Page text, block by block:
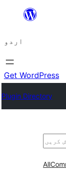
چھوڑیں
پر
جائیں
اردو
Get WordPress
Plugin Directory
تلاش
All